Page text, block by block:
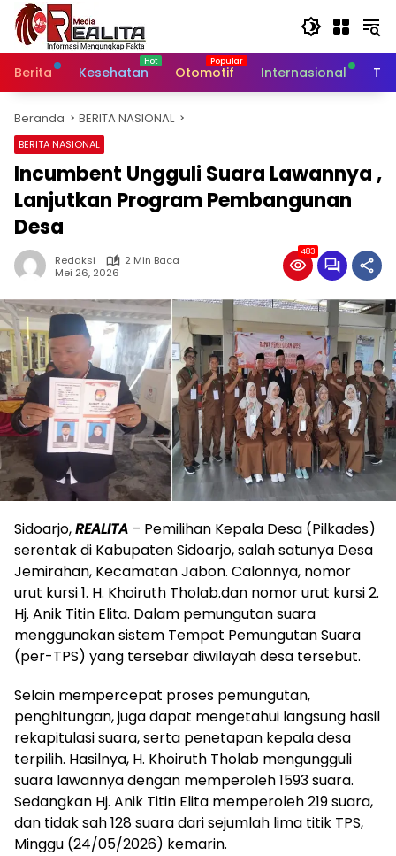
Langsung
konten
Berita
Kesehatan Otomotif Internasional
Beranda BERITA NASIONAL
BERITA NASIONAL
Incumbent Ungguli Suara Lawannya ,
Lanjutkan Program Pembangunan
Desa
Redaksi
2 Min Baca
Mei 26, 2026
483
Sidoarjo,REALITA – Pemilihan Kepala Desa (Pilkades)
serentak di Kabupaten Sidoarjo, salah satunya Desa
Jemirahan, Kecamatan Jabon. Calonnya, nomor
urut kursi 1. H. Khoiruth Tholab.dan nomor urut kursi 2.
Hj. Anik Titin Elita. Dalam pemungutan suara
menggunakan sistem Tempat Pemungutan Suara
(per-TPS) yang tersebar diwilayah desa tersebut.
Selain mempercepat proses pemungutan,
penghitungan, juga dapat mengetahui langsung hasil
rekapitulasi suara, serta penetapan kepala desa
terpilih. Hasilnya, H. Khoiruth Tholab mengungguli
suara lawannya dengan memperoleh 1593 suara.
Sedangkan Hj. Anik Titin Elita memperoleh 219 suara,
dan tidak sah 128 suara dari sejumlah lima titik TPS,
Minggu (24/05/2026) kemarin.